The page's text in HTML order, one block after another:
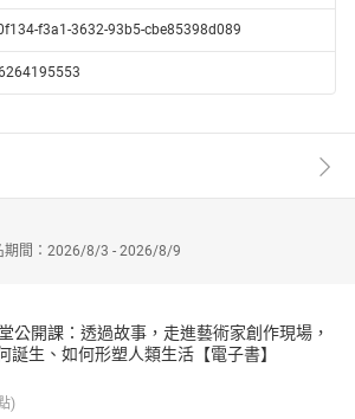
，發現操盤這一切原來不都是「神的扭蛋
下不少至親死別的喪禮見聞，那些哀傷也十
著哭著就笑了。
」十分勵志，是呀就連仙氣詩人也可能得買
喜事還是辛酸？原來三十年的房貸和三十歲
，只見一片貓肥家潤、滿室花香大好光景，
憾，也在她擅於轉換視角的幽默中被化解。
療癒。
花事、房（貸）事，及至個人對身心靈的安
十年代在高雄的成長故事。幽默犀利的文
窘事何妨都以喜事看待，笑談人生何處不喜
f3a1-3632-93b5-cbe85398d089
期間：2026/8/3 - 2026/8/9
公開課：透過故事，走進藝術家創作現場，
誕生、如何形塑人類生活【電子書】
)